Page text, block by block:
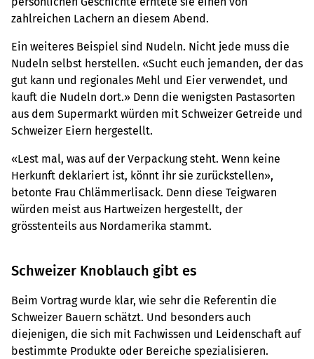
zahlreichen Lachern an diesem Abend.
Ein weiteres Beispiel sind Nudeln. Nicht jede muss die
Nudeln selbst herstellen. «Sucht euch jemanden, der das
gut kann und regionales Mehl und Eier verwendet, und
kauft die Nudeln dort.» Denn die wenigsten Pastasorten
aus dem Supermarkt würden mit Schweizer Getreide und
Schweizer Eiern hergestellt.
«Lest mal, was auf der Verpackung steht. Wenn keine
Herkunft deklariert ist, könnt ihr sie zurückstellen»,
betonte Frau Chlämmerlisack. Denn diese Teigwaren
würden meist aus Hartweizen hergestellt, der
grösstenteils aus Nordamerika stammt.
Schweizer Knoblauch gibt es
Beim Vortrag wurde klar, wie sehr die Referentin die
Schweizer Bauern schätzt. Und besonders auch
diejenigen, die sich mit Fachwissen und Leidenschaft auf
bestimmte Produkte oder Bereiche spezialisieren.